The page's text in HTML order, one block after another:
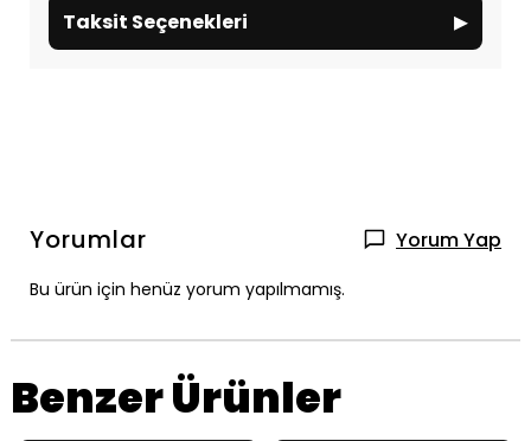
Taksit Seçenekleri ▸
Yorumlar Yorum Yap
Bu ürün için henüz yorum yapılmamış.
Benzer Ürünler